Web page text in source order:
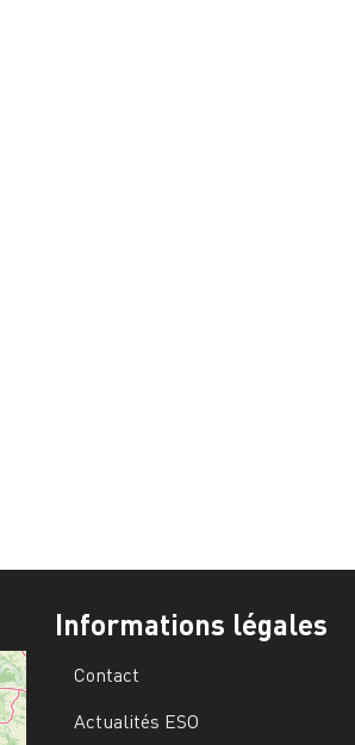
Informations légales
Contact
Actualités ESO